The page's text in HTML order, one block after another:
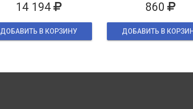
14 194
ДОБАВИТЬ В КОРЗИНУ
860
ДОБАВИТЬ В